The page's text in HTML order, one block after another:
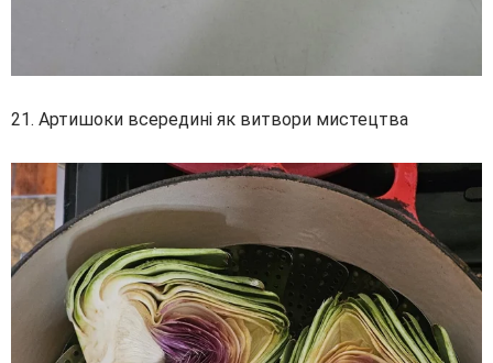
21. Артишоки всередині як витвори мистецтва